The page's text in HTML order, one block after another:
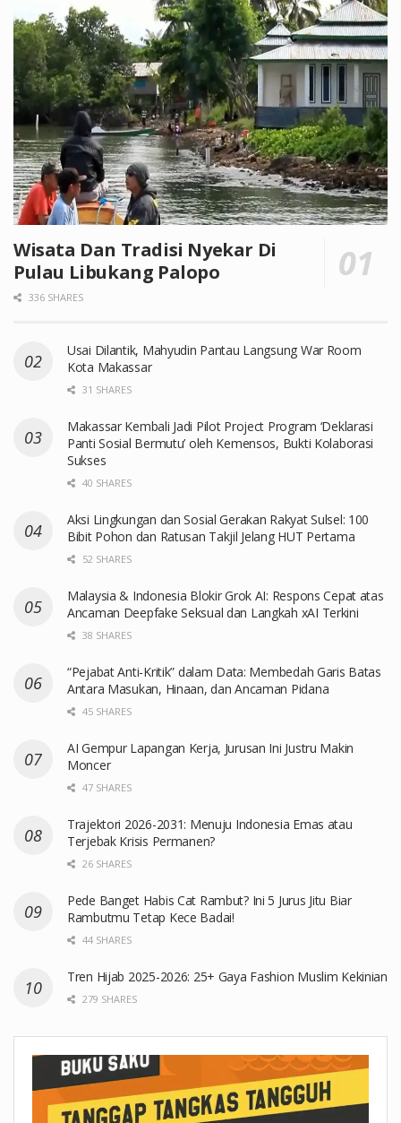
Wisata Dan Tradisi Nyekar Di
Pulau Libukang Palopo
336 SHARES
Usai Dilantik, Mahyudin Pantau Langsung War Room
Kota Makassar
31 SHARES
Makassar Kembali Jadi Pilot Project Program ‘Deklarasi
Panti Sosial Bermutu’ oleh Kemensos, Bukti Kolaborasi
Sukses
40 SHARES
Aksi Lingkungan dan Sosial Gerakan Rakyat Sulsel: 100
Bibit Pohon dan Ratusan Takjil Jelang HUT Pertama
52 SHARES
Malaysia & Indonesia Blokir Grok AI: Respons Cepat atas
Ancaman Deepfake Seksual dan Langkah xAI Terkini
38 SHARES
“Pejabat Anti-Kritik” dalam Data: Membedah Garis Batas
Antara Masukan, Hinaan, dan Ancaman Pidana
45 SHARES
AI Gempur Lapangan Kerja, Jurusan Ini Justru Makin
Moncer
47 SHARES
Trajektori 2026-2031: Menuju Indonesia Emas atau
Terjebak Krisis Permanen?
26 SHARES
Pede Banget Habis Cat Rambut? Ini 5 Jurus Jitu Biar
Rambutmu Tetap Kece Badai!
44 SHARES
Tren Hijab 2025-2026: 25+ Gaya Fashion Muslim Kekinian
279 SHARES